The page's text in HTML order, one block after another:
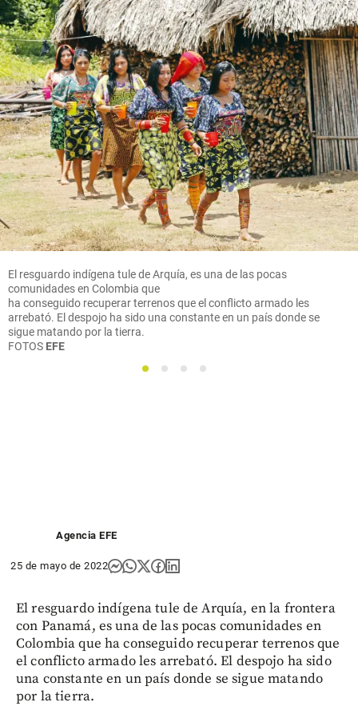
El resguardo indígena tule de Arquía, es una de las pocas
comunidades en Colombia que
ha conseguido recuperar terrenos que el conflicto armado les
arrebató. El despojo ha sido una constante en un país donde se
sigue matando por la tierra.
FOTOS EFE
1 2 3 4
Agencia EFE
25 de mayo de 2022
El resguardo indígena tule de Arquía, en la frontera
con Panamá, es una de las pocas comunidades en
Colombia que ha conseguido recuperar terrenos que
el conflicto armado les arrebató. El despojo ha sido
una constante en un país donde se sigue matando
por la tierra.